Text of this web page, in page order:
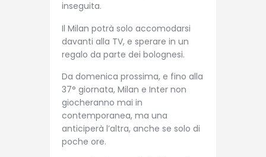
inseguita.
Il Milan potrà solo accomodarsi
davanti alla TV, e sperare in un
regalo da parte dei bolognesi.
Da domenica prossima, e fino alla
37° giornata, Milan e Inter non
giocheranno mai in
contemporanea, ma una
anticiperà l’altra, anche se solo di
poche ore.